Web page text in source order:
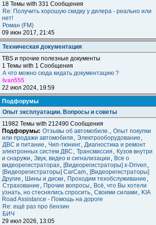
18 Темы with 331 Сообщения
Re: Получить хорошую скидку у дилера - реально или
нет!
Роман (FM)
09 июн 2017, 21:45
Техническая документация
TBS и прочие полезные документы
1 Темы with 1 Сообщения
А что можно сюда кидать документацию ?
Ivan555
22 июл 2024, 19:59
Подфорумы
Опыт эксплуатации. Вопросы и советы
11982 Темы with 212490 Сообщения
Подфорумы: Отзывы об автомобиле., Опыт покупки
или продажи автомобиля , Электрооборудование ,
ДВС и питание , Чип-тюнинг, Диагностика и ремонт
электронных систем ДВС , Трансмиссия , Кузов внутри
и снаружи , Звук, видео и сигнализации , Все о
видеорегистраторах, [Видеорегистраторы] x-Driven ,
[Видеорегистраторы] CarCam, [Видеорегистраторы]
Другие , Шины и диски , Проходим техобслуживание ,
Страхование , Прочие вопросы , Всё, что Вы хотели
узнать, но стеснялись спросить, Своими силами , KIA
Road Assistance - Помощь на дороге
Re: ещё раз про бензин
БИЧ
29 июл 2026, 13:05